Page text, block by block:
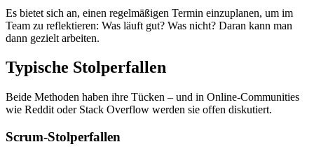
Es bietet sich an, einen regelmäßigen Termin einzuplanen, um im
Team zu reflektieren: Was läuft gut? Was nicht? Daran kann man
dann gezielt arbeiten.
Typische Stolperfallen
Beide Methoden haben ihre Tücken – und in Online-Communities
wie Reddit oder Stack Overflow werden sie offen diskutiert.
Scrum-Stolperfallen